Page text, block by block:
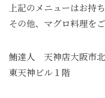
上記のメニューはお持
その他、マグロ料理を
鮪達人 天神店大阪市北
東天神ビル１階